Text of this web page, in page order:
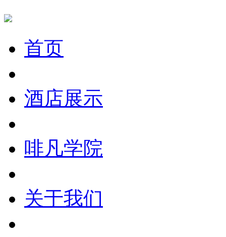
首页
酒店展示
啡凡学院
关于我们